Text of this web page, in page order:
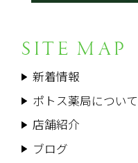
SITE MAP
新着情報
ポトス薬局について
店舗紹介
ブログ